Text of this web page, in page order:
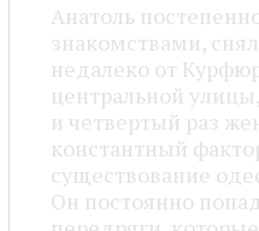
Анатоль
знакомствами,
недалеко от
центральной
и четвертый раз
константный
существование
Он постоянно